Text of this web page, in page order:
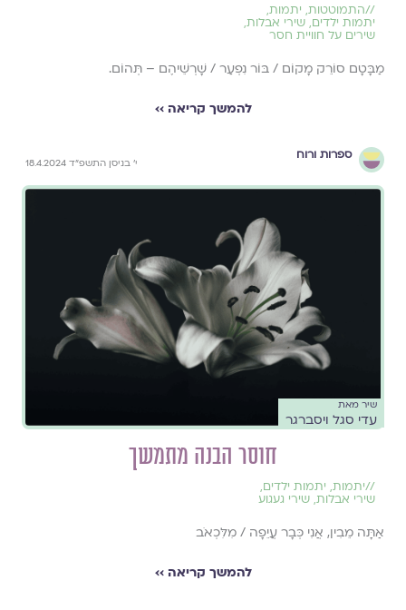
//התמוטטות, יתמות,
יתמות ילדים, שירי אבלות,
שירים על חוויית חסר
מַבָּטָם סוֹרֵק מָקוֹם / בּוֹר נִפְעַר / שָׁרְשֵׁיהֶם – תְּהוֹם.
להמשך קריאה ››
ספרות ורוח
י׳ בניסן התשפ״ד 18.4.2024
שיר מאת
עדי סגל ויסברגר
חוסר הבנה מתמשך
//יתמות, יתמות ילדים,
שירי אבלות, שירי געגוע
אַתָּה מֵבִין, אֲנִי כְּבָר עֲיֵפָה / מִלִּכְאֹב
להמשך קריאה ››